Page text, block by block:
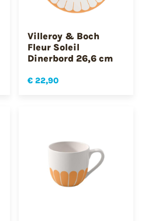
Villeroy & Boch
Fleur Soleil
Dinerbord 26,6 cm
€ 22,90